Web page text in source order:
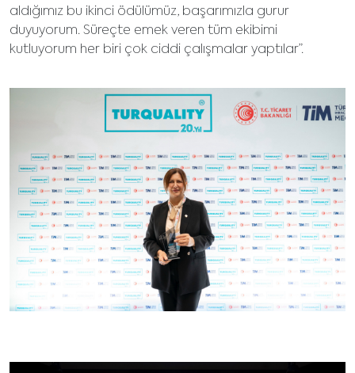
aldığımız bu ikinci ödülümüz, başarımızla gurur
duyuyorum. Süreçte emek veren tüm ekibimi
kutluyorum her biri çok ciddi çalışmalar yaptılar”.